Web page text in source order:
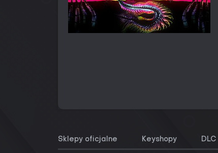
Sklepy oficjalne Keyshopy DLC